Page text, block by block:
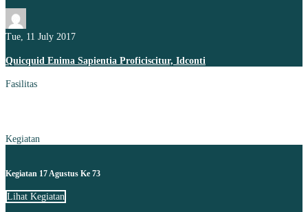
Tue, 11 July 2017
Quicquid Enima Sapientia Proficiscitur, Idconti
Fasilitas
Kegiatan
Kegiatan 17 Agustus Ke 73
Lihat Kegiatan